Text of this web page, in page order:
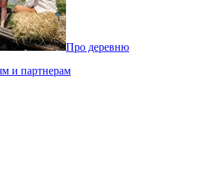
Про деревню
и партнерам